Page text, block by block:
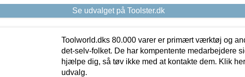
Se udvalget på Toolster.dk
Toolworld.dks 80.000 varer er primært værktøj og
det-selv-folket. De har kompentente medarbejdere
hjælpe dig, så tøv ikke med at kontakte dem. Klik
udvalg.